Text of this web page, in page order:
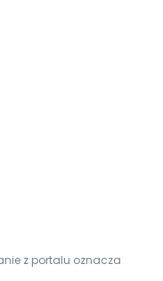
z portalu oznacza